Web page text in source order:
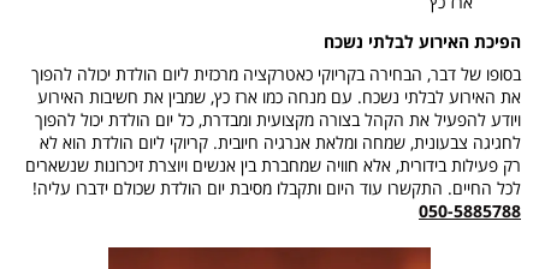
הפיכת האירוע לבלתי נשכח
בסופו של דבר, הבחירה בקריוקי כאטרקציה מרכזית ליום הולדת יכולה להפוך
את האירוע לבלתי נשכח. עם מנחה כמו ארז כץ, שמבין את חשיבות האירוע
ויודע להפעיל את הקהל בצורה מקצועית ומבדרת, כל יום הולדת יכול להפוך
לחגיגה צבעונית, שמחה ומלאת אנרגיה חיובית. קריוקי ליום הולדת הוא לא
רק פעילות בידורית, אלא חוויה שמחברת בין אנשים ויוצרת זיכרונות שנשארים
לכל החיים. התקשרו עוד היום ותקבלו מסיבת יום הולדת שכולם ידברו עליה!
050-5885788